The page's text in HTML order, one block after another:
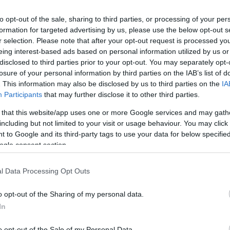
opt-out of the sale, sharing to third parties, or processing of your
for targeted advertising by us, please use the below opt-out
selection. Please note that after your opt-out request is processed
interest-based ads based on personal information utilized by us
to third parties prior to your opt-out. You may separately
of your personal information by third parties on the IAB’s list of
This information may also be disclosed by us to third parties on the
Participants that may further disclose it to other third parties.
that this website/app uses one or more Google services and may
but not limited to your visit or usage behaviour. You may
to Google and its third-party tags to use your data for below
consent section.
Data Processing Opt Outs
opt-out of the Sharing of my personal data.
amelyben fekete nejlonba
lefoglalták, az ügyben költségvetési
feljelentést a NAV nyomozói.
a cigifogásról: